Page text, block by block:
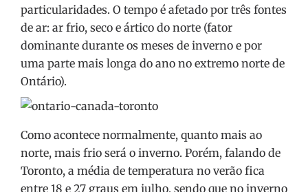
particularidades. O tempo é afetado por três fontes
de ar: ar frio, seco e ártico do norte (fator
dominante durante os meses de inverno e por
uma parte mais longa do ano no extremo norte de
Ontário).
Como acontece normalmente, quanto mais ao
norte, mais frio será o inverno. Porém, falando de
Toronto, a média de temperatura no verão fica
entre 18 e 27 graus em julho, sendo que no inverno